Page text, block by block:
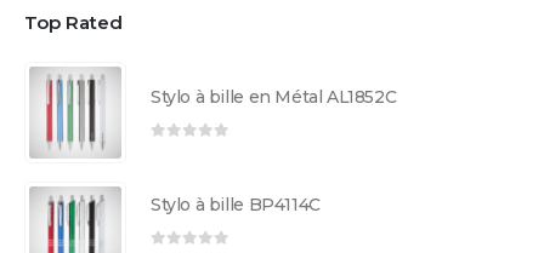
Top Rated
Stylo à bille en Métal AL1852C
Stylo à bille BP4114C